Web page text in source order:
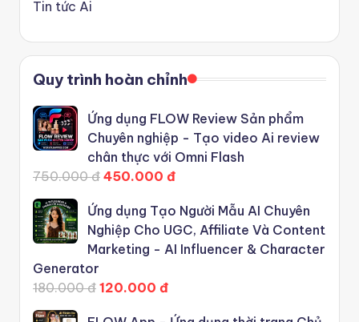
Tin tức Ai
Quy trình hoàn chỉnh
Ứng dụng FLOW Review Sản phẩm
Chuyên nghiệp - Tạo video Ai review
chân thực với Omni Flash
750.000 đ 450.000 đ
Ứng dụng Tạo Người Mẫu AI Chuyên
Nghiệp Cho UGC, Affiliate Và Content
Marketing - AI Influencer & Character
Generator
180.000 đ 120.000 đ